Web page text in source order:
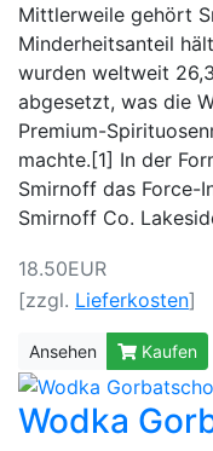
Mittlerweile gehört
Minderheitsanteil
wurden weltweit
abgesetzt, was die
Premium-
machte.[1] In der
Smirnoff das Force-
Smirnoff Co.
18.50EUR
[zzgl. Lieferkosten]
Ansehen Kaufen
Wodka